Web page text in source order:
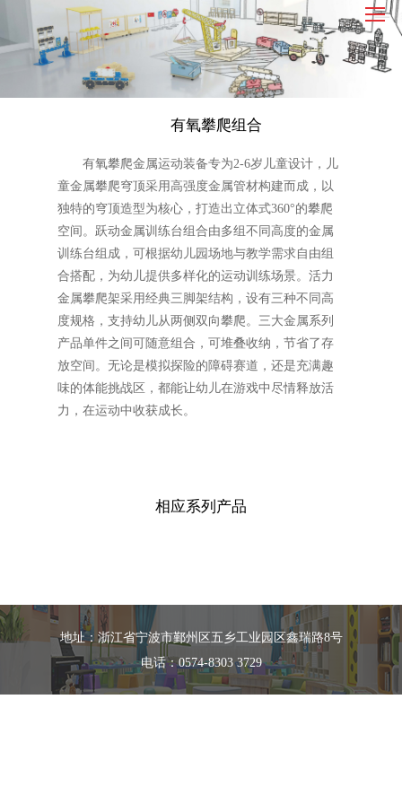
有氧攀爬组合
有氧攀爬金属运动装备专为2-6岁儿童设计，儿
童金属攀爬穹顶采用高强度金属管材构建而成，以
独特的穹顶造型为核心，打造出立体式360°的攀爬
空间。跃动金属训练台组合由多组不同高度的金属
训练台组成，可根据幼儿园场地与教学需求自由组
合搭配，为幼儿提供多样化的运动训练场景。活力
金属攀爬架采用经典三脚架结构，设有三种不同高
度规格，支持幼儿从两侧双向攀爬。三大金属系列
产品单件之间可随意组合，可堆叠收纳，节省了存
放空间。无论是模拟探险的障碍赛道，还是充满趣
味的体能挑战区，都能让幼儿在游戏中尽情释放活
力，在运动中收获成长。
相应系列产品
地址：浙江省宁波市鄞州区五乡工业园区鑫瑞路8号
电话：0574-8303 3729